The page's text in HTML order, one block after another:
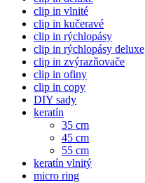
clip in vlnité
clip in kučeravé
clip in rýchlopásy
clip in rýchlopásy deluxe
clip in zvýrazňovače
clip in ofiny
clip in copy
DIY sady
keratín
35 cm
45 cm
55 cm
keratín vlnitý
micro ring